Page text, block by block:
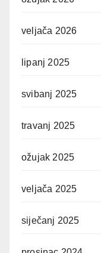
veljača 2026
lipanj 2025
svibanj 2025
travanj 2025
ožujak 2025
veljača 2025
siječanj 2025